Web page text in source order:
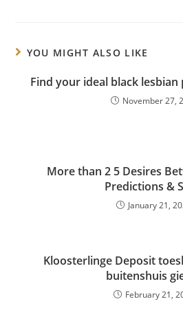
YOU MIGHT ALSO LIKE
Find your ideal black
November 27,
More than 2 5 Desires
Predictions &
January 21,
Kloosterlinge Deposit
buitenshuis
February 21,